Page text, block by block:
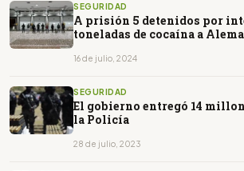
SEGURIDAD
A prisión 5 detenidos por
toneladas de cocaína a
16 de julio, 2024
SEGURIDAD
El gobierno entregó 14
la Policía
28 de julio, 2023